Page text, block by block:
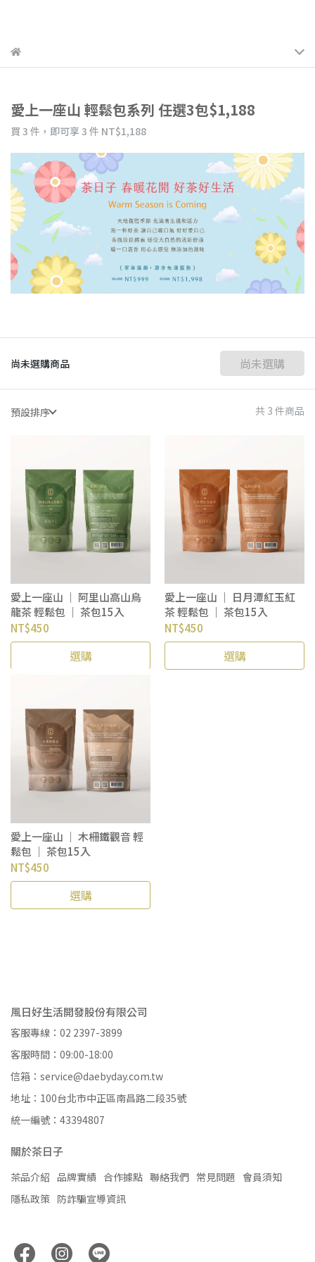
愛上一座山 輕鬆包系列 任選3包$1,188
買 3 件， 即可享 3 件 NT$1,188
尚未選購商品 尚未選購
預設排序 共 3 件商品
愛上一座山 ｜ 阿里山高山烏
龍茶 輕鬆包 ｜ 茶包15入
NT$450
選購
愛上一座山 ｜ 日月潭紅玉紅
茶 輕鬆包 ｜ 茶包15入
NT$450
選購
愛上一座山 ｜ 木柵鐵觀音 輕
鬆包 ｜ 茶包15入
NT$450
選購
風日好生活開發股份有限公司
客服專線：02 2397-3899
客服時間：09:00-18:00
信箱：service@daebyday.com.tw
地址：100台北市中正區南昌路二段35號
統一編號：43394807
關於茶日子
茶品介紹 品牌實績 合作據點 聯絡我們 常見問題 會員須知
隱私政策 防詐騙宣導資訊